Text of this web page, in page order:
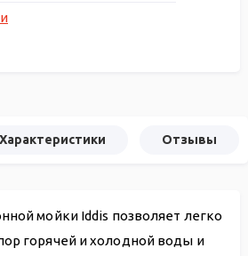
Характеристики Отзывы
мойки Iddis позволяет легко
горячей и холодной воды и